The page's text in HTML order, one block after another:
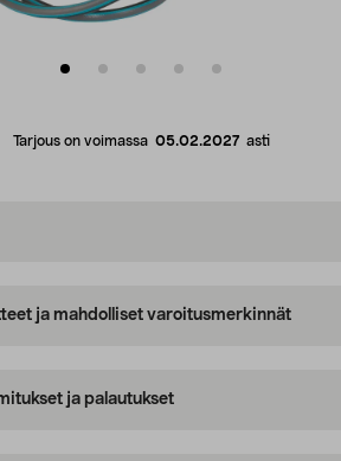
Tarjous on voimassa 05.02.2027asti
ja mahdolliset varoitusmerkinnät
ja palautukset